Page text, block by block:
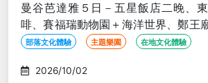
曼谷芭達雅５日－五星飯店二晚、
啡、賽福瑞動物園＋海洋世界、鄭王
式按摩、夜遊湄南河、無購物
部落文化體驗 主題樂園 在地文化體驗
2026/10/02